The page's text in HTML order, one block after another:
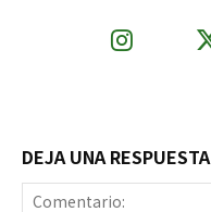
DEJA UNA RESPUESTA